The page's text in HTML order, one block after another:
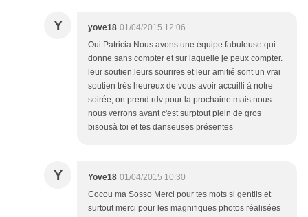
Y yove18 01/04/2015 12:06
Oui Patricia Nous avons une équipe fabuleuse qui
donne sans compter et sur laquelle je peux compter.
leur soutien.leurs sourires et leur amitié sont un vrai
soutien très heureux de vous avoir accuilli à notre
soirée; on prend rdv pour la prochaine mais nous
nous verrons avant c'est surptout plein de gros
bisousà toi et tes danseuses présentes
Y Yove18 01/04/2015 10:30
Cocou ma Sosso Merci pour tes mots si gentils et
surtout merci pour les magnifiques photos réalisées